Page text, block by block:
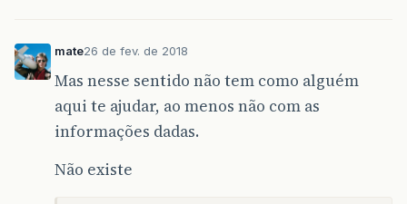
mate26 de fev. de 2018
Mas nesse sentido não tem como alguém
aqui te ajudar, ao menos não com as
informações dadas.
Não existe